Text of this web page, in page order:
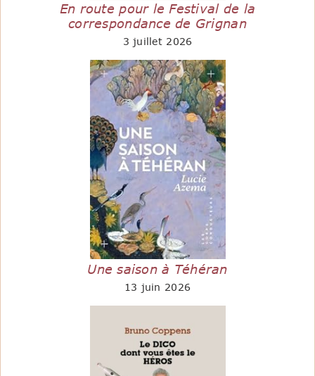
En route pour le Festival de la
correspondance de Grignan
3 juillet 2026
Une saison à Téhéran
13 juin 2026